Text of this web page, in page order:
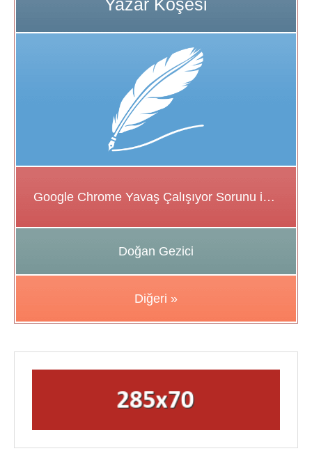
Google Chrome Yavaş Çalışıyor Sorunu için Çözüm Önerileri
Doğan Gezici
Diğeri »